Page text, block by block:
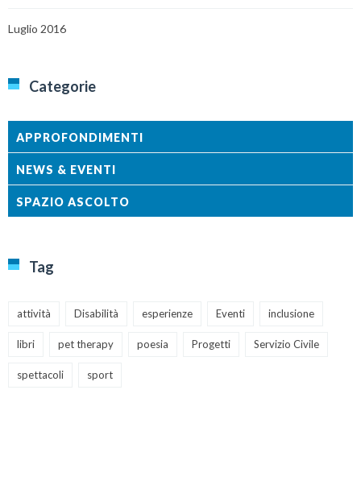
Luglio 2016
Categorie
APPROFONDIMENTI
NEWS & EVENTI
SPAZIO ASCOLTO
Tag
attività Disabilità esperienze Eventi inclusione
libri pet therapy poesia Progetti Servizio Civile
spettacoli sport